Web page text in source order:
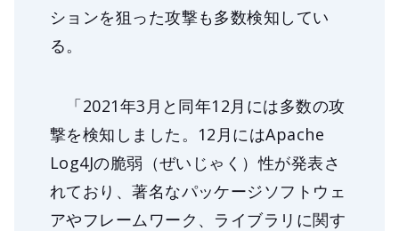
ションを狙った攻撃も多数検知してい
る。
「2021年3月と同年12月には多数の攻
撃を検知しました。12月にはApache
Log4Jの脆弱（ぜいじゃく）性が発表さ
れており、著名なパッケージソフトウェ
アやフレームワーク、ライブラリに関す